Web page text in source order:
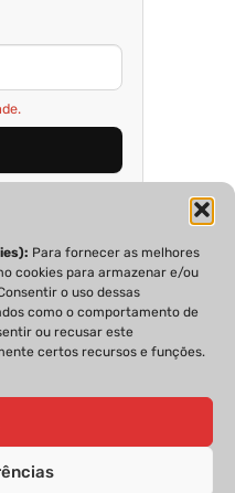
Para fornecer as melhores
cookies para armazenar e/ou
o uso dessas
como o comportamento de
ou recusar este
certos recursos e funções.
ESTATUTO EDITORIAL